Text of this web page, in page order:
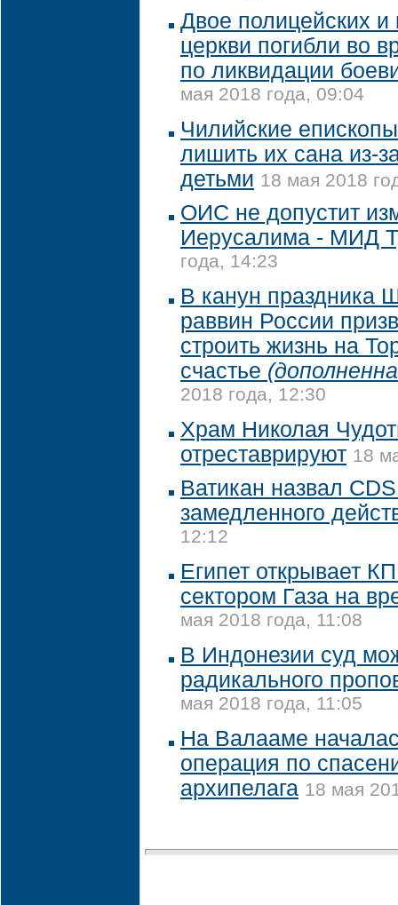
Двое полицейских
церкви погибли во
по ликвидации
мая 2018 года, 09:04
Чилийские
лишить их сана из-
детьми 18 мая 2018
ОИС не допустит
Иерусалима - МИД
года, 14:23
В канун праздника
раввин России
строить жизнь на
счастье
2018 года, 12:30
Храм Николая
отреставрируют 18
Ватикан назвал
замедленного
12:12
Египет открывает
сектором Газа на
мая 2018 года, 11:08
В Индонезии суд
радикального
мая 2018 года, 11:05
На Валааме
операция по
архипелага 18 мая